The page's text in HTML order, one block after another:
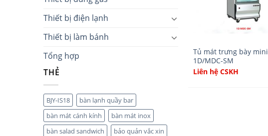
Thiết bị điện lạnh
Thiết bị làm bánh
Tổng hợp
THẺ
BJY-IS18
bàn lạnh quầy bar
bàn mát cánh kính
bàn mát inox
bàn salad sandwich
bảo quản vắc xin
Tủ mát trưng bày mini
1D/MDC-SM
Liên hệ CSKH